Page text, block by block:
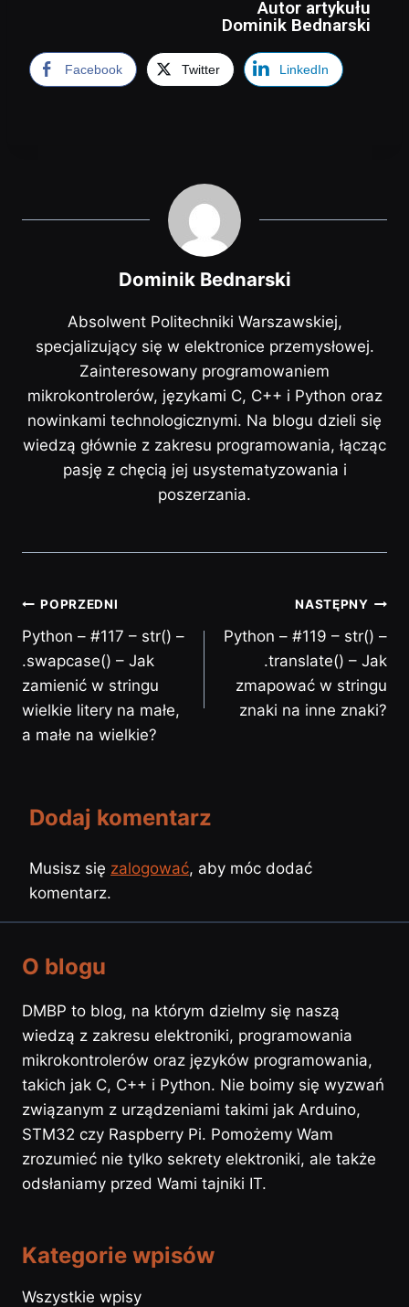
Autor artykułu
Dominik Bednarski
Facebook Twitter LinkedIn
Dominik Bednarski
Absolwent Politechniki Warszawskiej,
specjalizujący się w elektronice przemysłowej.
Zainteresowany programowaniem
mikrokontrolerów, językami C, C++ i Python oraz
nowinkami technologicznymi. Na blogu dzieli się
wiedzą głównie z zakresu programowania, łącząc
pasję z chęcią jej usystematyzowania i
poszerzania.
POPRZEDNI
Python – #117 – str() –
.swapcase() – Jak
zamienić w stringu
wielkie litery na małe,
a małe na wielkie?
NASTĘPNY
Python – #119 – str() –
.translate() – Jak
zmapować w stringu
znaki na inne znaki?
Dodaj komentarz
Musisz się zalogować, aby móc dodać
komentarz.
O blogu
DMBP to blog, na którym dzielmy się naszą
wiedzą z zakresu elektroniki, programowania
mikrokontrolerów oraz języków programowania,
takich jak C, C++ i Python. Nie boimy się wyzwań
związanym z urządzeniami takimi jak Arduino,
STM32 czy Raspberry Pi. Pomożemy Wam
zrozumieć nie tylko sekrety elektroniki, ale także
odsłaniamy przed Wami tajniki IT.
Kategorie wpisów
Wszystkie wpisy